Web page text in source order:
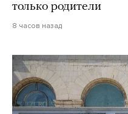
только родители
8 часов назад